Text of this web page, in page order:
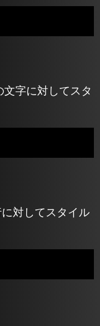
文字に対してスタ
対してスタイル